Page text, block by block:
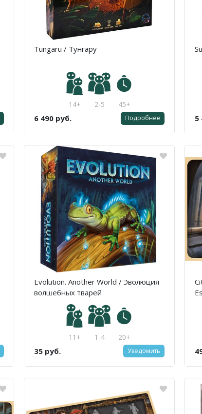
Tungaru / Тунгару
14+ 2-5 45+
6 490 руб. Подробнее 5
Evolution. Another World / Эволюция
волшебных тварей
11+ 1-4 20+
35 руб. Уведомить